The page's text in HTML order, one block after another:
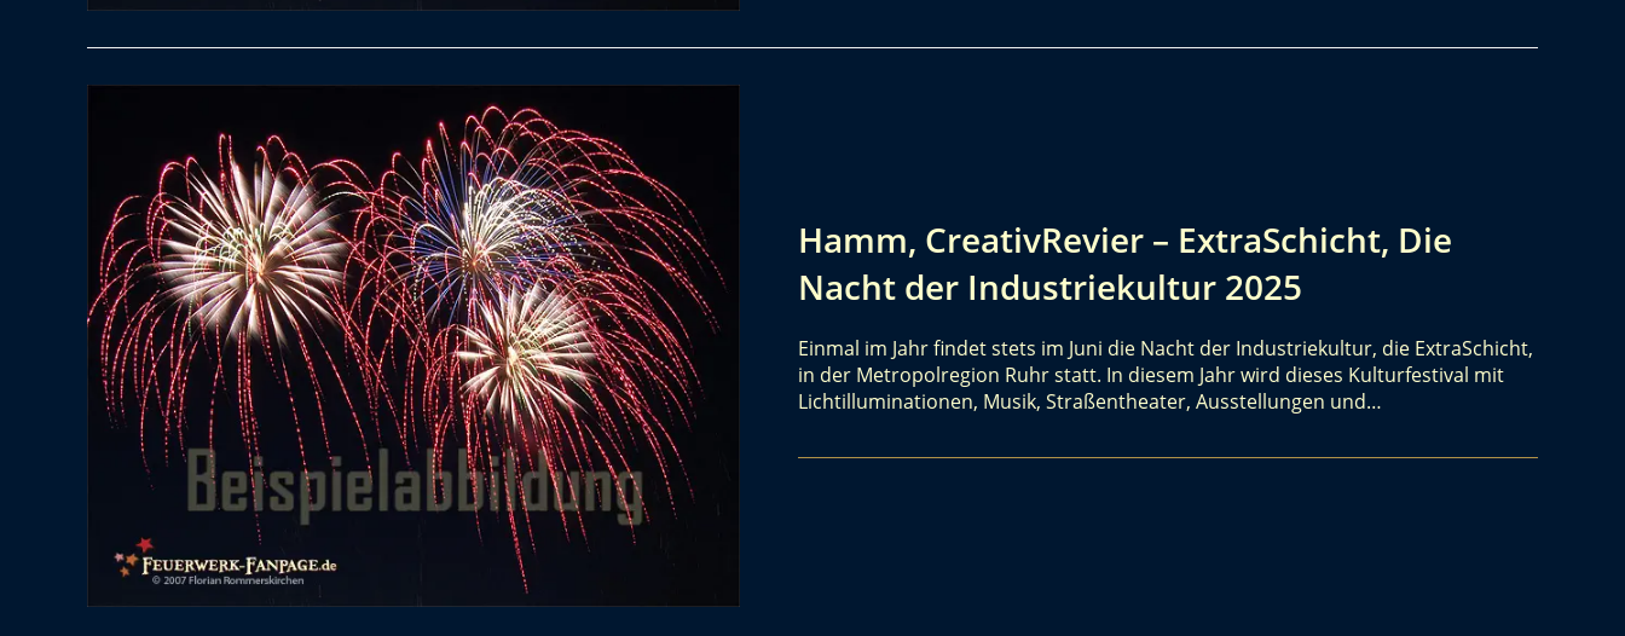
Hamm, CreativRevier – ExtraSchicht, Die
Nacht der Industriekultur 2025
Einmal im Jahr findet stets im Juni die Nacht der Industriekultur, die ExtraSchicht,
in der Metropolregion Ruhr statt. In diesem Jahr wird dieses Kulturfestival mit
Lichtilluminationen, Musik, Straßentheater, Ausstellungen und…